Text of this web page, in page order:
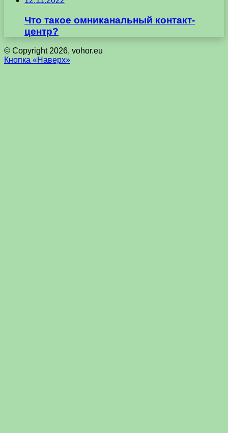
Что такое омниканальный контакт-
центр?
© Copyright 2026, vohor.eu
Кнопка «Наверх»